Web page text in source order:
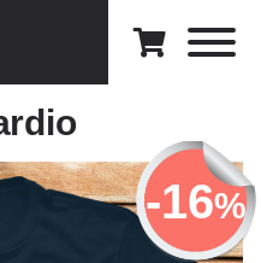
-16%